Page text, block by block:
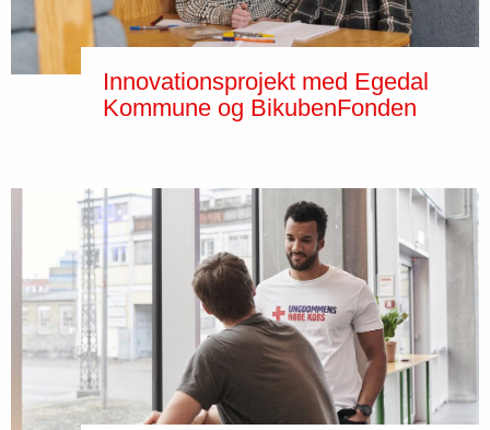
Innovationsprojekt med Egedal
Kommune og BikubenFonden